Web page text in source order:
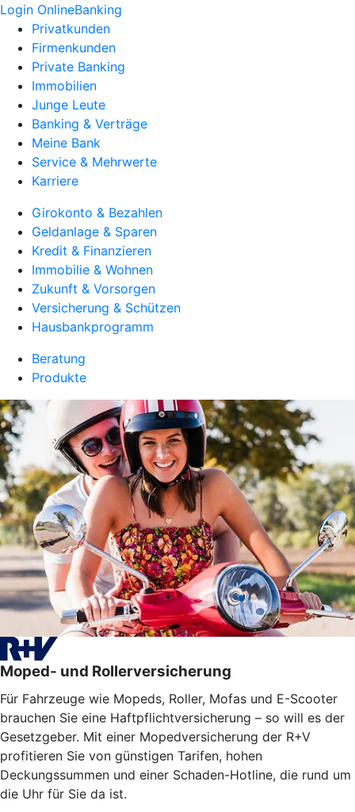
Login OnlineBanking
Privatkunden
Firmenkunden
Private Banking
Immobilien
Junge Leute
Banking & Verträge
Meine Bank
Service & Mehrwerte
Karriere
Girokonto & Bezahlen
Geldanlage & Sparen
Kredit & Finanzieren
Immobilie & Wohnen
Zukunft & Vorsorgen
Versicherung & Schützen
Hausbankprogramm
Beratung
Produkte
Moped- und Rollerversicherung
Für Fahrzeuge wie Mopeds, Roller, Mofas und E-Scooter
brauchen Sie eine Haftpflichtversicherung – so will es der
Gesetzgeber. Mit einer Mopedversicherung der R+V
profitieren Sie von günstigen Tarifen, hohen
Deckungssummen und einer Schaden-Hotline, die rund um
die Uhr für Sie da ist.